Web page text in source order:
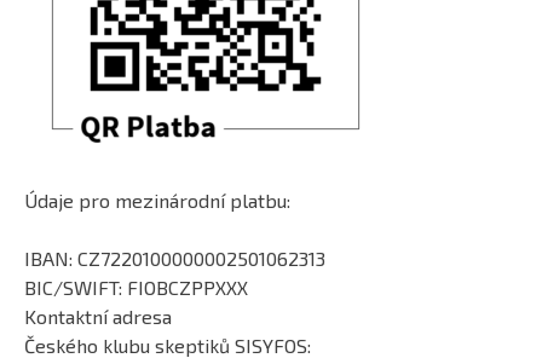
Údaje pro mezinárodní platbu:
IBAN: CZ7220100000002501062313
BIC/SWIFT: FIOBCZPPXXX
Kontaktní adresa
Českého klubu skeptiků SISYFOS: